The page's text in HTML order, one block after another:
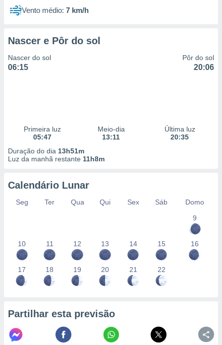
Vento médio: 7 km/h
Nascer e Pôr do sol
Nascer do sol
06:15
Pôr do sol
20:06
Primeira luz
05:47
Meio-dia
13:11
Última luz
20:35
Duração do dia 13h51m
Luz da manhã restante 11h8m
Calendário Lunar
Seg Ter Qua Qui Sex Sáb
Domo
9
10 11 12 13 14 15 16
17 18 19 20 21 22
Partilhar esta previsão